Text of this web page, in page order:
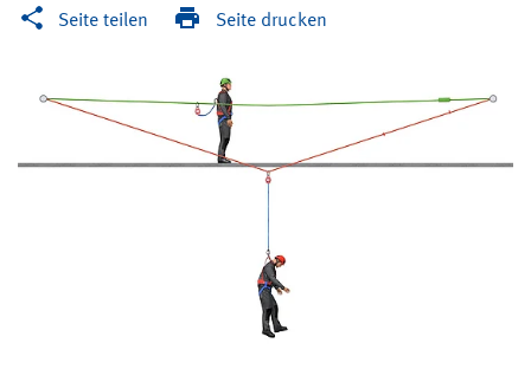
Seite teilen Seite drucken